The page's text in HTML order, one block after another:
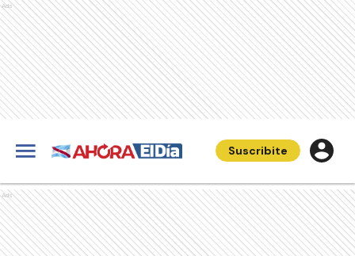
Ads
Suscribite
Ads